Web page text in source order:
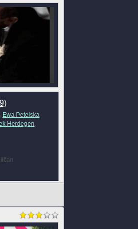
, Ewa Petelska
Herdegen,